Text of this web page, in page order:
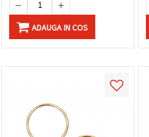
ADAUGA IN COS